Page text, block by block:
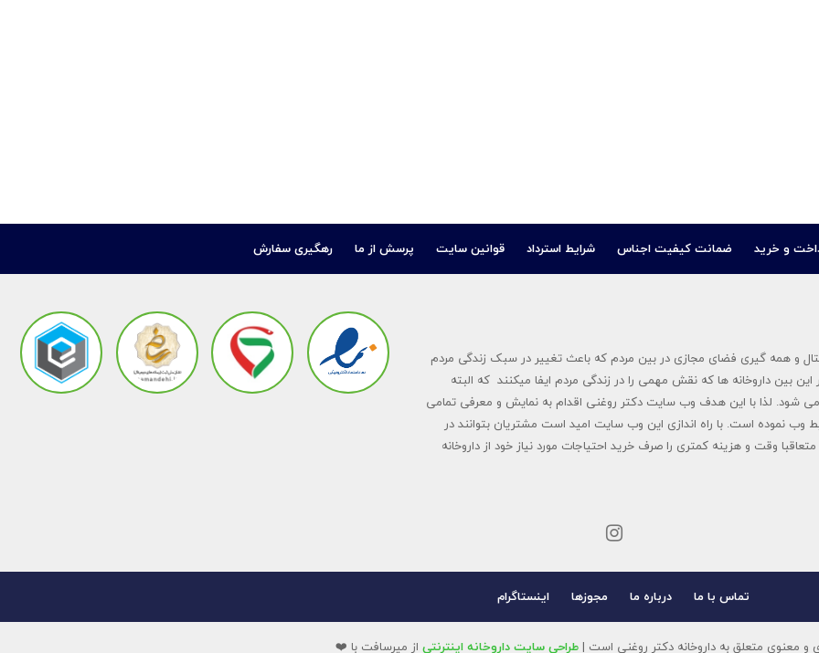
و خرید ضمانت کیفیت اجناس شرایط استرداد قوانین سایت پرسش از ما رهگیری سفارش
در سال ۱۳۹۴ پایه گزاری شد در عصر دیجیتال و همه گیری فضای مجازی در بین مردم که باعث تغییر در سبک زندگی مردم
بین داروخانه ها که نقش مهمی را در زندگی مردم ایفا میکنند که البته
شود. لذا با این هدف وب سایت دکتر روغنی اقدام به نمایش و معرفی تمامی
نموده است. با راه اندازی این وب سایت امید است مشتریان بتوانند در
وقت و هزینه کمتری را صرف خرید احتیاجات مورد نیاز خود از داروخانه
تماس با ما درباره ما مجوزها اینستاگرام
و معنوی متعلق به داروخانه دکتر روغنی است |طراحی سایت داروخانه اینترنتی از میرسافت با ❤️